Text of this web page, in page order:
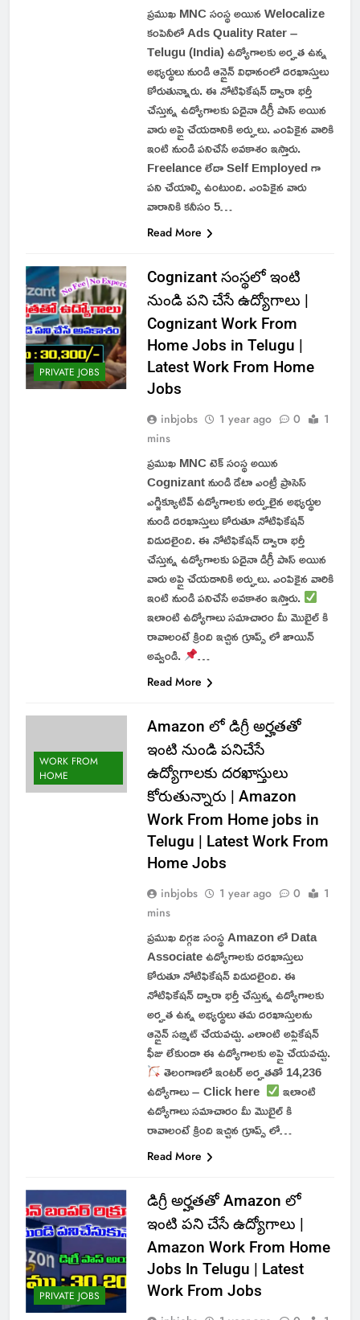
ప్రముఖ MNC సంస్థ అయిన Welocalize
కంపెనీలో Ads Quality Rater –
Telugu (India) ఉద్యోగాలకు అర్హత ఉన్న
అభ్యర్థులు నుండి ఆన్లైన్ విధానంలో దరఖాస్తులు
కోరుతున్నారు. ఈ నోటిఫికేషన్ ద్వారా భర్తీ
చేస్తున్న ఉద్యోగాలకు ఏదైనా డిగ్రీ పాస్ అయిన
వారు అప్లై చేయడానికి అర్హులు. ఎంపికైన వారికి
ఇంటి నుండి పనిచేసే అవకాశం ఇస్తారు.
Freelance లేదా Self Employed గా
పని చేయాల్సి ఉంటుంది. ఎంపికైన వారు
వారానికి కనీసం 5…
Read More
PRIVATE JOBS
Cognizant సంస్థలో ఇంటి
నుండి పని చేసే ఉద్యోగాలు |
Cognizant Work From
Home Jobs in Telugu |
Latest Work From Home
Jobs
inbjobs 1 year ago 0
1
mins
ప్రముఖ MNC టెక్ సంస్థ అయిన
Cognizant నుండి డేటా ఎంట్రీ ప్రాసెస్
ఎగ్జిక్యూటివ్ ఉద్యోగాలకు అర్హులైన అభ్యర్థుల
నుండి దరఖాస్తులు కోరుతూ నోటిఫికేషన్
విడుదలైంది. ఈ నోటిఫికేషన్ ద్వారా భర్తీ
చేస్తున్న ఉద్యోగాలకు ఏదైనా డిగ్రీ పాస్ అయిన
వారు అప్లై చేయడానికి అర్హులు. ఎంపికైన వారికి
ఇంటి నుండి పనిచేసే అవకాశం ఇస్తారు.
ఇలాంటి ఉద్యోగాలు సమాచారం మీ మొబైల్ కి
రావాలంటే క్రింది ఇచ్చిన గ్రూప్స్ లో జాయిన్
అవ్వండి.
…
Read More
WORK FROM
HOME
Amazon లో డిగ్రీ అర్హతతో
ఇంటి నుండి పనిచేసే
ఉద్యోగాలకు దరఖాస్తులు
కోరుతున్నారు | Amazon
Work From Home jobs in
Telugu | Latest Work From
Home Jobs
inbjobs 1 year ago 0
1
mins
ప్రముఖ దిగ్గజ సంస్థ Amazon లో Data
Associate ఉద్యోగాలకు దరఖాస్తులు
కోరుతూ నోటిఫికేషన్ విడుదలైంది. ఈ
నోటిఫికేషన్ ద్వారా భర్తీ చేస్తున్న ఉద్యోగాలకు
అర్హత ఉన్న అభ్యర్థులు తమ దరఖాస్తులను
ఆన్లైన్ సబ్మిట్ చేయవచ్చు. ఎలాంటి అప్లికేషన్
ఫీజు లేకుండా ఈ ఉద్యోగాలకు అప్లై చేయవచ్చు.
తెలంగాణలో ఇంటర్ అర్హతతో 14,236
ఉద్యోగాలు – Click here
ఇలాంటి
ఉద్యోగాలు సమాచారం మీ మొబైల్ కి
రావాలంటే క్రింది ఇచ్చిన గ్రూప్స్ లో…
Read More
PRIVATE JOBS
డిగ్రీ అర్హతతో Amazon లో
ఇంటి పని చేసే ఉద్యోగాలు |
Amazon Work From Home
Jobs In Telugu | Latest
Work From Jobs